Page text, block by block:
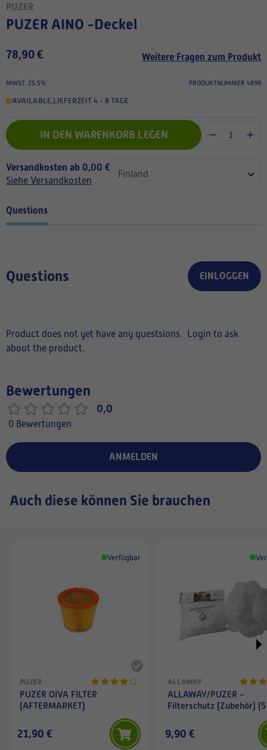
PUZER
PUZER AINO -Deckel
78,90 € Weitere Fragen zum Produkt
MWST. 25.5% PRODUKTNUMMER 4899
AVAILABLE LIEFERZEIT 4 - 8 TAGE
IN DEN WARENKORB LEGEN
Versandkosten ab 0,00 €
Siehe Versandkosten
Questions
Questions EINLOGGEN
Product does not yet have any questsions.
Login to ask
about the product.
Bewertungen
0,0
0 Bewertungen
ANMELDEN
Auch diese können Sie brauchen
Verfügbar
PUZER
PUZER OIVA FILTER
(AFTERMARKET)
21,90 €
ALLAWAY
ALLAWAY/PUZER -
Filterschutz (Zubehör)
9,90 €